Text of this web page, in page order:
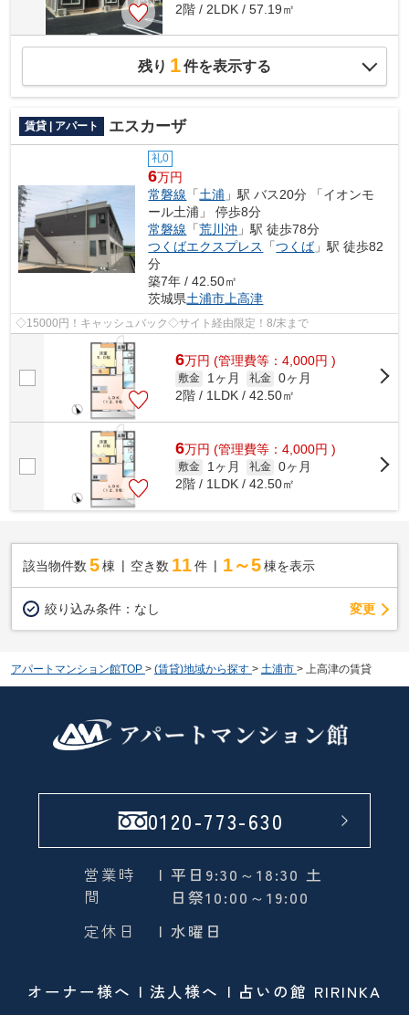
2階 / 2LDK / 57.19㎡
残り 1件を表示する
賃貸 | アパート エスカーザ
礼0
6万円
常磐線 「土浦 」駅 バス20分 「イオンモ
ール土浦」 停歩8分
常磐線 「荒川沖 」駅 徒歩78分
つくばエクスプレス
「つくば」駅 徒歩82
分
築7年 / 42.50㎡
茨城県土浦市 上高津
◇15000円！キャッシュバック◇サイト経由限定！8/末まで
6万円 (管理費等：4,000円 )
敷金 1ヶ月 礼金 0ヶ月
2階 / 1LDK / 42.50㎡
6万円 (管理費等：4,000円 )
敷金 1ヶ月 礼金 0ヶ月
2階 / 1LDK / 42.50㎡
該当物件数 5棟 空き数 11 件 1～5 棟を表示
絞り込み条件： なし 変更
アパートマンション館TOP > (賃貸)地域から探す > 土浦市 > 上高津の賃貸
0120-773-630
営業時
間
| 平日9:30～18:30 土
日祭10:00～19:00
定休日
| 水曜日
オーナー様へ 法人様へ 占いの館 RIRINKA